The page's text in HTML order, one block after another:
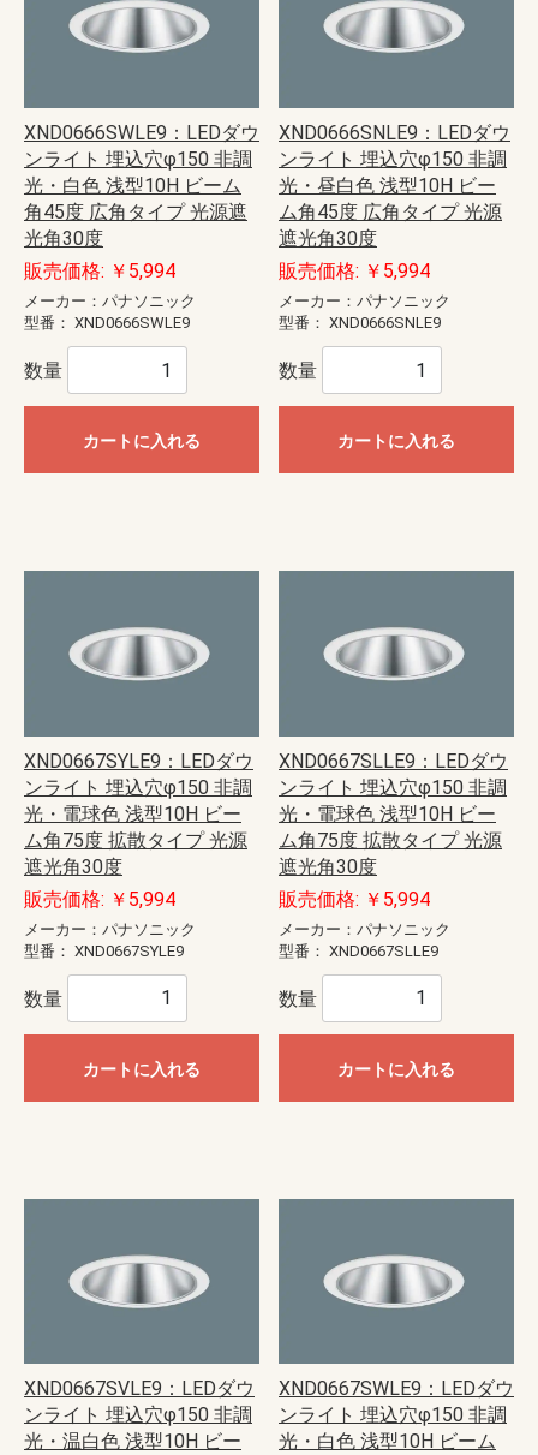
XND0666SWLE9：LEDダウ
ンライト 埋込穴φ150 非調
光・白色 浅型10H ビーム
角45度 広角タイプ 光源遮
光角30度
販売価格: ￥5,994
メーカー：パナソニック
型番： XND0666SWLE9
数量
カートに入れる
XND0666SNLE9：LEDダウ
ンライト 埋込穴φ150 非調
光・昼白色 浅型10H ビー
ム角45度 広角タイプ 光源
遮光角30度
販売価格: ￥5,994
メーカー：パナソニック
型番： XND0666SNLE9
数量
カートに入れる
XND0667SYLE9：LEDダウ
ンライト 埋込穴φ150 非調
光・電球色 浅型10H ビー
ム角75度 拡散タイプ 光源
遮光角30度
販売価格: ￥5,994
メーカー：パナソニック
型番： XND0667SYLE9
数量
カートに入れる
XND0667SLLE9：LEDダウ
ンライト 埋込穴φ150 非調
光・電球色 浅型10H ビー
ム角75度 拡散タイプ 光源
遮光角30度
販売価格: ￥5,994
メーカー：パナソニック
型番： XND0667SLLE9
数量
カートに入れる
XND0667SVLE9：LEDダウ
ンライト 埋込穴φ150 非調
光・温白色 浅型10H ビー
XND0667SWLE9：LEDダウ
ンライト 埋込穴φ150 非調
光・白色 浅型10H ビーム